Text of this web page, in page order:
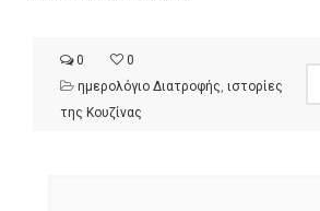
0
0
ημερολόγιο Διατροφής, ιστορίες
της Κουζίνας